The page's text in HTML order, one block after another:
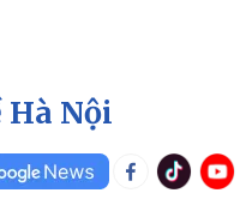
Infographic
Nội